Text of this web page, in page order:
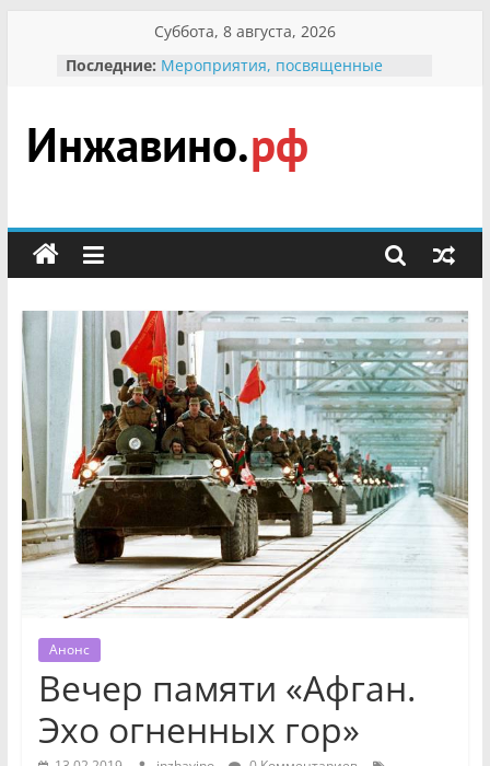
содержимому
Суббота, 8 августа, 2026
Последние: Мероприятия, посвященные
гражданин Инжавинского округа»
участнице Великой
Отечественной, фронтовичке
Безопасность в сети Интернет
мероприятии «Сохраним
первоцветы!»
В вольере Воронинского
заповедника родились крапчатые
суслики
Инжавино.рф
сельский
портал
Анонс
Вечер памяти «Афган.
Эхо огненных гор»